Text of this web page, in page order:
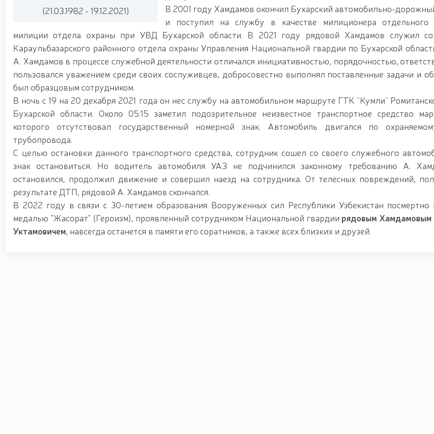
«Жасорат» / / В Национальной гвардии прошло торжественное мероприятие, посвящённое 34-й
Дню защитников Родины / / Праздничное поздравление по случаю 34-й годовщины образования
защитников Родины / / В связи с 34-й годовщиной образования Вооружённых Сил Республики
гвардейцы возложили цветы к подножию мемориального комплекса, возведённого на территории
память о боевых товарищах, героически погибших при исполнении служебного долга, и почтили их
награждении группы военнослужащих и сотрудников правоохранительных органов в связи с
Республики Узбекистан и Днём защитников Родины» / / Президент Шавкат Мирзиёев провёл
Президент Шавкат Мирзиёев ознакомился с деятельностью когенерационной станции высокой
Ташкента / / Ташкент, формирующийся как крупный центр финансов, передовых технологий,
стандартам современных мировых мегаполисов / / Проведён духовно-просветительский
гвардейцами задержано лицо, незаконно перевозившее растение, занесённое в Красную
несертифицированные пиротехнические изделия / / В Ферганской области пресечён незаконный
процесс отбора кандидатов, изъявивших желание поступить в Университет общественной
поставленных главой государства по развитию олимпийского и паралимпийского спорта на
Национальной гвардией Р. Джураева состоялась конференция с участием тренеров по стрельбе
военнослужащие Управления Национальной гвардии по Сурхандарьинской области заняли
сотрудников правоохранительных органов / / В открытом диалоге председателя комитета Сената
общественной безопасности Национальной гвардии / / С учащимися "Темурбеклар мактаби"
на тему «Использование беспилотных летательных аппаратов и их технические
Национальной гвардии прошел республиканский научно-практический семинар на тему
в системе охраны объектов» / / Общественный порядок и безопасность граждан будут
(21.03.1982 - 19.12.2021)
В 2001 году Хамдамов окончил Бухарский автомобильно-
и поступил на службу в качестве милиционера отдельного
милиции отдела охраны при УВД Бухарской области. В 2021 году рядовой Хамдамов служил
Караульбазарского районного отдела охраны Управления Национальной гвардии по Бухарской
А. Хамдамов в процессе служебной деятельности отличался инициативностью, порядочностью,
пользовался уважением среди своих сослуживцев, добросовестно выполнял поставленные задачи и
был образцовым сотрудником.
В ночь с 19 на 20 декабря 2021 года он нес службу на автомобильном маршруте ГТК “Кумли”
Бухарской области. Около 05:15 заметил подозрительное неизвестное транспортное средство
которого отсутствовал государственный номерной знак. Автомобиль двигался по
трубопровода.
С целью остановки данного транспортного средства, сотрудник сошел со своего служебного
знак остановиться. Но водитель автомобиля УАЗ не подчинился законному требованию А.
остановился, продолжил движение и совершил наезд на сотрудника. От телесных повреждений,
результате ДТП, рядовой А. Хамдамов скончался.
В 2022 году в связи с 30-летием образования Вооруженных сил Республики Узбекистан посмертно
медалью "Жасорат" (Героизм), проявленный сотрудником Национальной гвардии рядовым
Уктамовичем, навсегда останется в памяти его соратников, а также всех близких и друзей.